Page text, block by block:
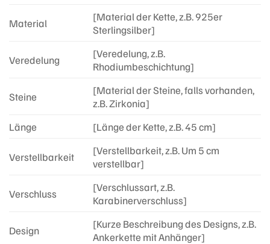
Material
[Material der Kette, z.B. 925er
Sterlingsilber]
Veredelung
[Veredelung, z.B.
Rhodiumbeschichtung]
Steine
[Material der Steine, falls vorhanden,
z.B. Zirkonia]
Länge
[Länge der Kette, z.B. 45 cm]
Verstellbarkeit
[Verstellbarkeit, z.B. Um 5 cm
verstellbar]
Verschluss
[Verschlussart, z.B.
Karabinerverschluss]
Design
[Kurze Beschreibung des Designs, z.B.
Ankerkette mit Anhänger]